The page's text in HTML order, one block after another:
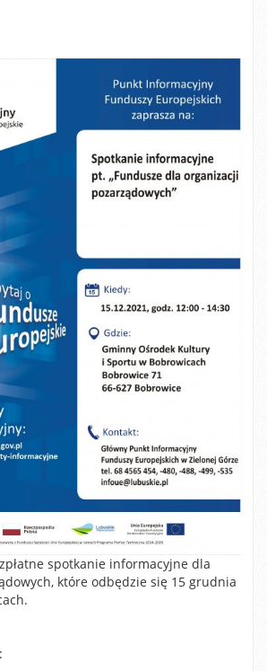
spotkanie informacyjne dla
które odbędzie się 15 grudnia